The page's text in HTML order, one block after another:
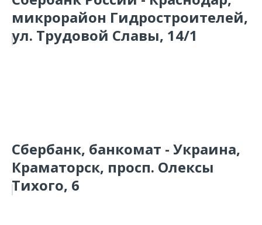
микрорайон Гидростроителей,
ул. Трудовой Славы, 14/1
Сбербанк, банкомат - Украина,
Краматорск, просп. Олексы
Тихого, 6